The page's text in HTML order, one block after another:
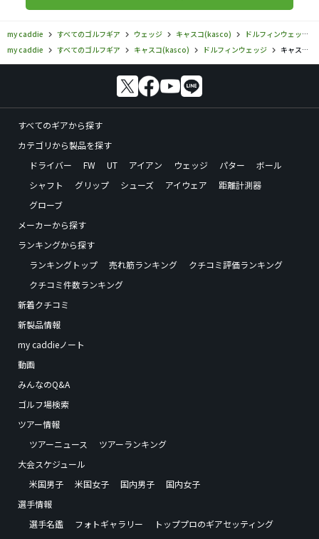
my caddie すべてのゴルフギア ウェッジ キャスコ(kasco)
ドルフィンウェッジ
my caddie
すべてのゴルフギア キャスコ(kasco) ドルフィンウェッジ キャスコ／ドルフィンウェッジ／ドルフィン ピッチエンドラン ウェッジ DPW-119の口コミ評価
すべてのギアから探す
カテゴリから製品を探す
ドライバー
FW UT アイアン ウェッジ パター
ボール
シャフト
グリップ シューズ アイウェア
距離計測器
グローブ
メーカーから探す
ランキングから探す
ランキングトップ
売れ筋ランキング
クチコミ評価ランキング
クチコミ件数ランキング
新着クチコミ
新製品情報
my caddieノート
動画
みんなのQ&A
ゴルフ場検索
ツアー情報
ツアーニュース
ツアーランキング
大会スケジュール
米国男子
米国女子 国内男子
国内女子
選手情報
選手名鑑
フォトギャラリー
トッププロのギアセッティング